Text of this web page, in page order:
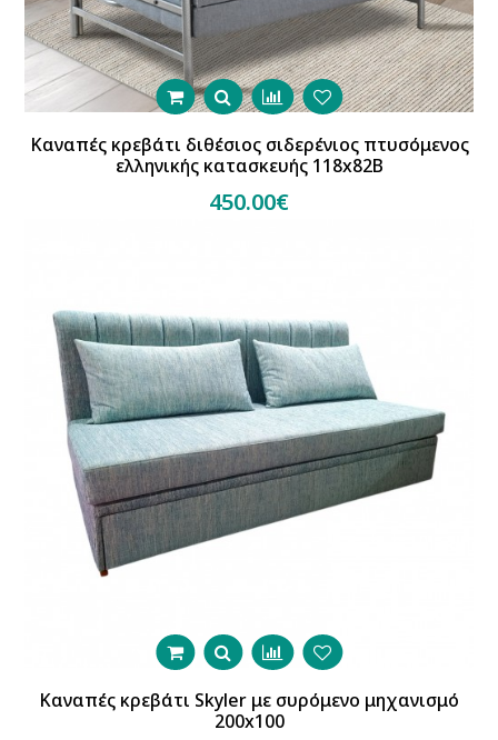
Καναπές κρεβάτι διθέσιος σιδερένιος πτυσόμενος
ελληνικής κατασκευής 118x82B
450.00€
Καναπές κρεβάτι Skyler με συρόμενο μηχανισμό
200x100